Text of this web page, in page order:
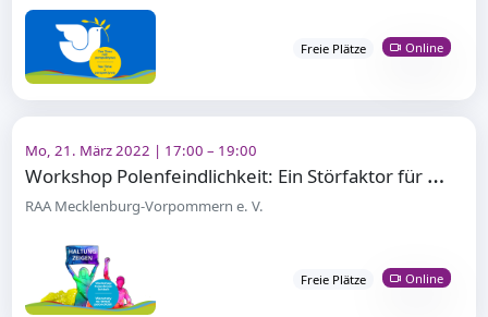
Freie Plätze Online
Mo, 21. März 2022 | 17:00 – 19:00
W
orkshop Polenfeindlichkeit: Ein Störfaktor für das Zusammenleben?
RAA Mecklenburg-Vorpommern e. V.
Freie Plätze Online